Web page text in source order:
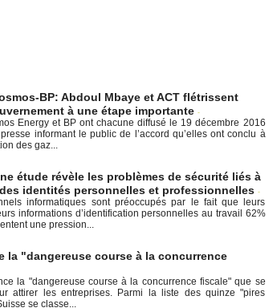
BP: Abdoul Mbaye et ACT flétrissent
à une étape importante -
Energy et BP ont chacune diffusé le 19 décembre 2016
informant le public de l’accord qu’elles ont conclu à
des gaz...
étude révèle les problèmes de sécurité liés à
identités personnelles et professionnelles -
informatiques sont préoccupés par le fait que leurs
informations d’identification personnelles au travail 62%
une pression...
la "dangereuse course à la concurrence
la "dangereuse course à la concurrence fiscale" que se
attirer les entreprises. Parmi la liste des quinze "pires
se classe...